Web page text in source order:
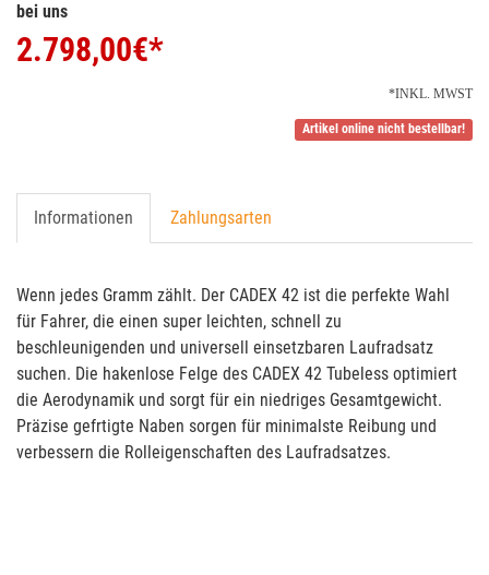
bei uns
2.798,00€*
*INKL. MWST
Artikel online nicht bestellbar!
Informationen Zahlungsarten
Wenn jedes Gramm zählt. Der CADEX 42 ist die perfekte Wahl
für Fahrer, die einen super leichten, schnell zu
beschleunigenden und universell einsetzbaren Laufradsatz
suchen. Die hakenlose Felge des CADEX 42 Tubeless optimiert
die Aerodynamik und sorgt für ein niedriges Gesamtgewicht.
Präzise gefrtigte Naben sorgen für minimalste Reibung und
verbessern die Rolleigenschaften des Laufradsatzes.